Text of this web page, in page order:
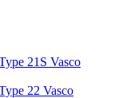
21S Vasco
22 Vasco